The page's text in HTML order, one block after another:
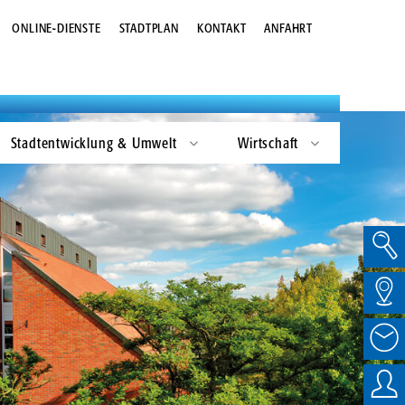
ONLINE-DIENSTE STADTPLAN KONTAKT ANFAHRT
Stadtentwicklung & Umwelt
Gestaltungsleitfaden
Wirtschaft